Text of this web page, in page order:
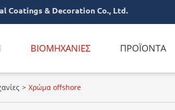
Coatings & Decoration Co., Ltd.
ΒΙΟΜΗΧΑΝΊΕΣ ΠΡΟΪΌΝΤΑ
Χρώμα offshore